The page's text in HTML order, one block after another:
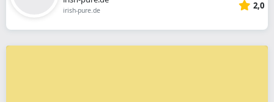
irish-pure.de 2,0